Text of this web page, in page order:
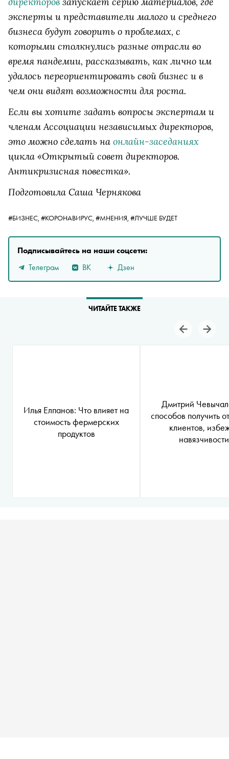
эксперты и представители малого и среднего
бизнеса будут говорить о проблемах, с
которыми столкнулись разные отрасли во
время пандемии, рассказывать, как лично им
удалось переориентировать свой бизнес и в
чем они видят возможности для роста.
Если вы хотите задать вопросы экспертам и
членам Ассоциации независимых директоров,
это можно сделать на онлайн-заседаниях
цикла «Открытый совет директоров.
Антикризисная повестка».
Подготовила Саша Чернякова
#БИЗНЕС, #КОРОНАВИРУС, #МНЕНИЯ, #ЛУЧШЕ БУДЕТ
Подписывайтесь на наши соцсети:
Телеграм
ВК Дзен
ЧИТАЙТЕ ТАКЖЕ
Илья Елпанов: Что влияет на
стоимость фермерских
продуктов
Дмитрий
способов получить
клиентов,
навязчивости